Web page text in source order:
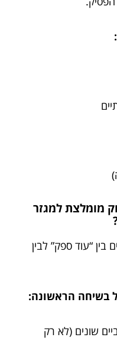
מומלצת למגזר
“עוד ספק” לבין
בשיחה הראשונה:
שונים (לא רק